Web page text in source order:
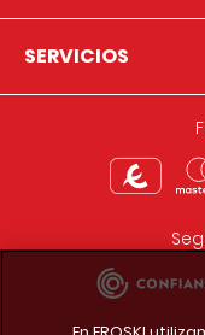
SERVICIOS